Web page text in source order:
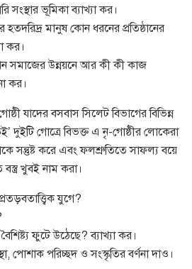
সংস্থার ভূমিকা ব্যাখ্যা কর।
হতদরিদ্র মানুষ কোন ধরনের প্রতিষ্ঠানের
কর।
সমাজের উন্নয়নে আর কী কী কাজ
কর।
যাদের বসবাস সিলেট বিভাগের বিভিন্ন
দুইটি গোত্রে বিভক্ত এ নৃ-গোষ্ঠীর লোকেরা
সন্তুষ্ট করে এবং ফলশ্রুতিতে সাফল্য বয়ে
খুবই নাম করা।
যুগে?
ফুটে উঠেছে? ব্যাখ্যা কর।
পোশাক পরিচ্ছদ ও সংস্কৃতির বর্ণনা দাও।